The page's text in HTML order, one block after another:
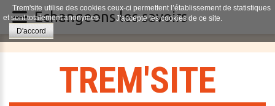
TREM'SITE
Trem'site utilise des cookies ceux-ci permettent l’établissement de statistiques
et sont totalement anonymes.
J'accepte les cookies de ce site.
D'accord
Echangeons les savoirs